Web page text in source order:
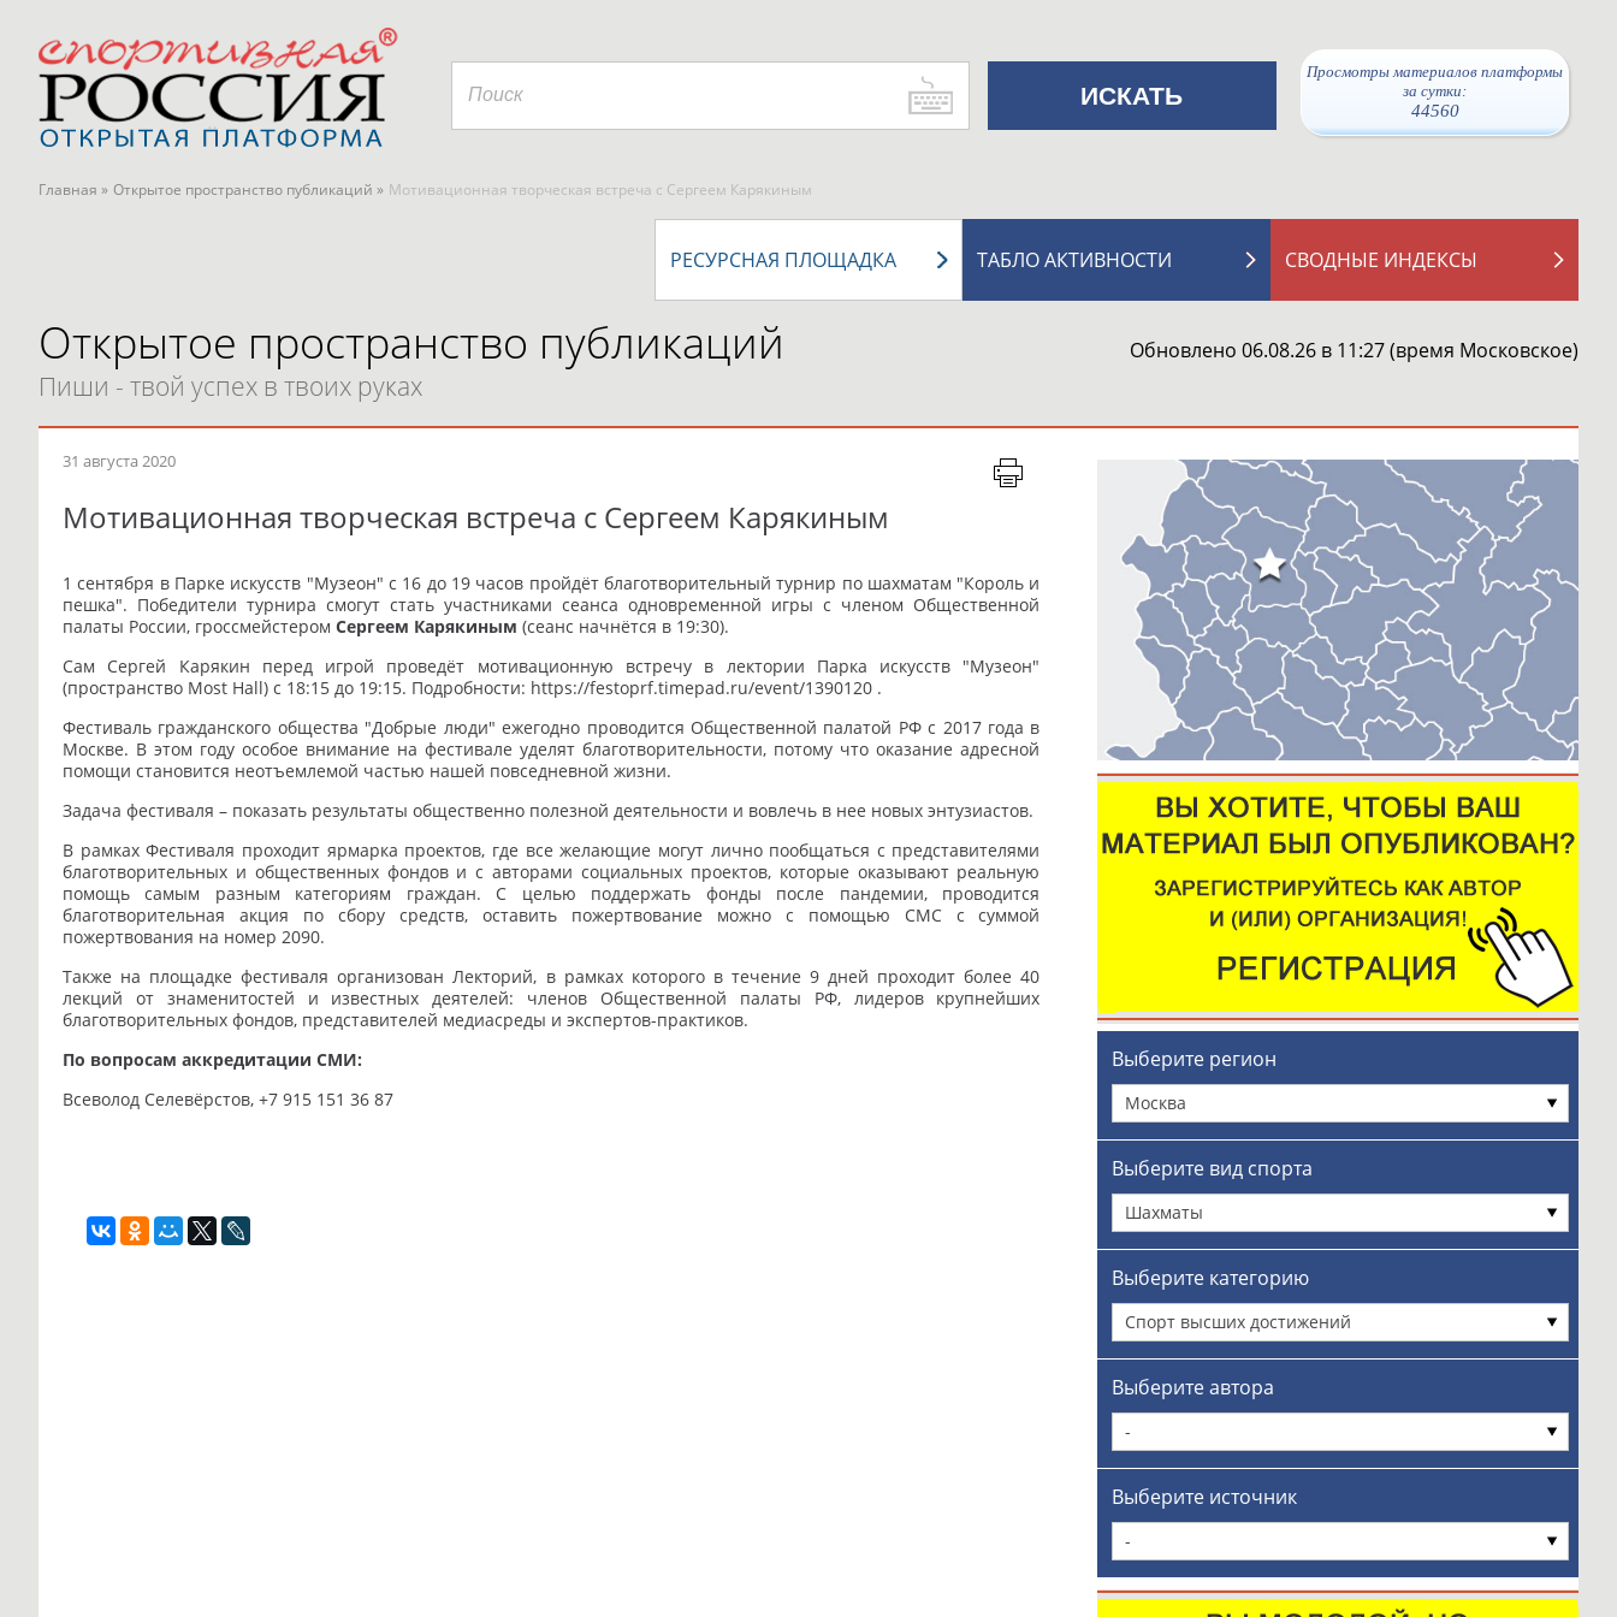
Просмотры материалов платформы
за сутки:
44560
Главная » Открытое пространство публикаций » Мотивационная творческая встреча с Сергеем Карякиным
СВОДНЫЕ ИНДЕКСЫ
ТАБЛО АКТИВНОСТИ
РЕСУРСНАЯ ПЛОЩАДКА
Открытое пространство публикаций
Пиши - твой успех в твоих руках
Обновлено 06.08.26 в 11:27 (время Московское)
31 августа 2020
Мотивационная творческая встреча с Сергеем Карякиным
1 сентября в Парке искусств "Музеон" с 16 до 19 часов пройдёт благотворительный турнир по шахматам "Король и
пешка". Победители турнира смогут стать участниками сеанса одновременной игры с членом Общественной
палаты России, гроссмейстером Сергеем Карякиным (сеанс начнётся в 19:30).
Сам Сергей Карякин перед игрой проведёт мотивационную встречу в лектории Парка искусств "Музеон"
(пространство Most Hall) с 18:15 до 19:15. Подробности: https://festoprf.timepad.ru/event/1390120 .
Фестиваль гражданского общества "Добрые люди" ежегодно проводится Общественной палатой РФ с 2017 года в
Москве. В этом году особое внимание на фестивале уделят благотворительности, потому что оказание адресной
помощи становится неотъемлемой частью нашей повседневной жизни.
Задача фестиваля – показать результаты общественно полезной деятельности и вовлечь в нее новых энтузиастов.
В рамках Фестиваля проходит ярмарка проектов, где все желающие могут лично пообщаться с представителями
благотворительных и общественных фондов и с авторами социальных проектов, которые оказывают реальную
помощь самым разным категориям граждан. С целью поддержать фонды после пандемии, проводится
благотворительная акция по сбору средств, оставить пожертвование можно с помощью СМС с суммой
пожертвования на номер 2090.
Также на площадке фестиваля организован Лекторий, в рамках которого в течение 9 дней проходит более 40
лекций от знаменитостей и известных деятелей: членов Общественной палаты РФ, лидеров крупнейших
благотворительных фондов, представителей медиасреды и экспертов-практиков.
По вопросам аккредитации СМИ:
Всеволод Селевёрстов, +7 915 151 36 87
Выберите регион
Москва
Выберите вид спорта
Шахматы
Выберите категорию
Спорт высших достижений
Выберите автора
-
Выберите источник
-